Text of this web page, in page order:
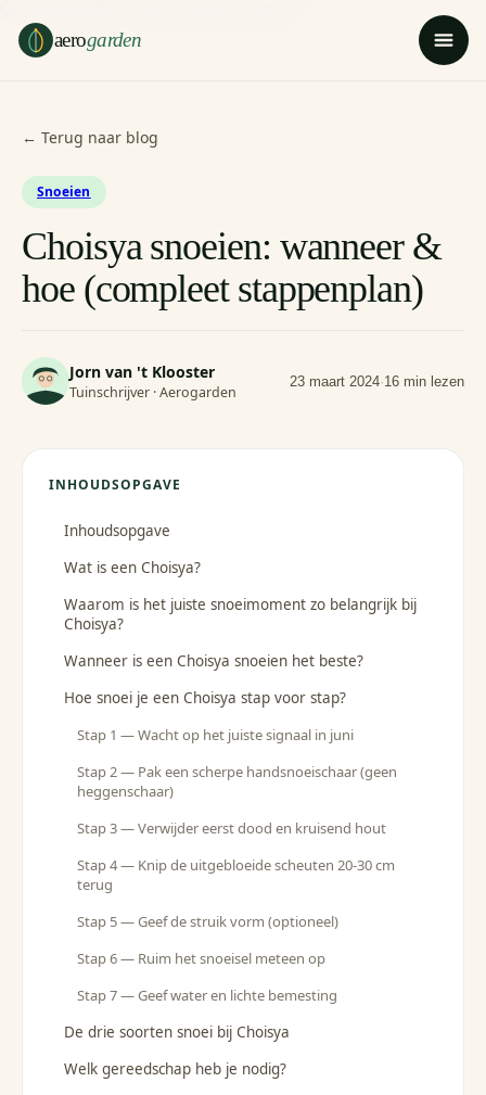
aerogarden
← Terug naar blog
Snoeien
Choisya snoeien: wanneer &
hoe (compleet stappenplan)
Jorn van 't Klooster
Tuinschrijver · Aerogarden
23 maart 2024·16 min lezen
INHOUDSOPGAVE
Inhoudsopgave
Wat is een Choisya?
Waarom is het juiste snoeimoment zo belangrijk bij
Choisya?
Wanneer is een Choisya snoeien het beste?
Hoe snoei je een Choisya stap voor stap?
Stap 1 — Wacht op het juiste signaal in juni
Stap 2 — Pak een scherpe handsnoeischaar (geen
heggenschaar)
Stap 3 — Verwijder eerst dood en kruisend hout
Stap 4 — Knip de uitgebloeide scheuten 20-30 cm
terug
Stap 5 — Geef de struik vorm (optioneel)
Stap 6 — Ruim het snoeisel meteen op
Stap 7 — Geef water en lichte bemesting
De drie soorten snoei bij Choisya
Welk gereedschap heb je nodig?